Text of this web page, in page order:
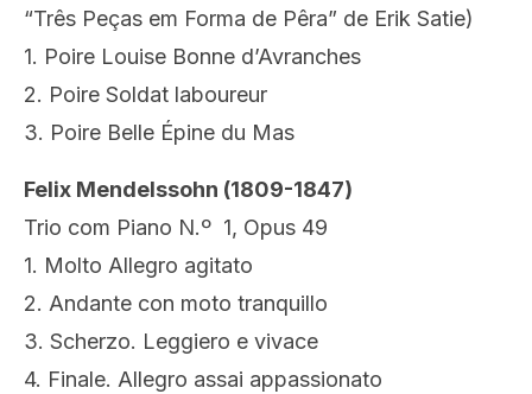
“Três Peças em Forma de Pêra” de Erik Satie)
1. Poire Louise Bonne d’Avranches
2. Poire Soldat laboureur
3. Poire Belle Épine du Mas
Felix Mendelssohn (1809-1847)
Trio com Piano N.º 1, Opus 49
1. Molto Allegro agitato
2. Andante con moto tranquillo
3. Scherzo. Leggiero e vivace
4. Finale. Allegro assai appassionato